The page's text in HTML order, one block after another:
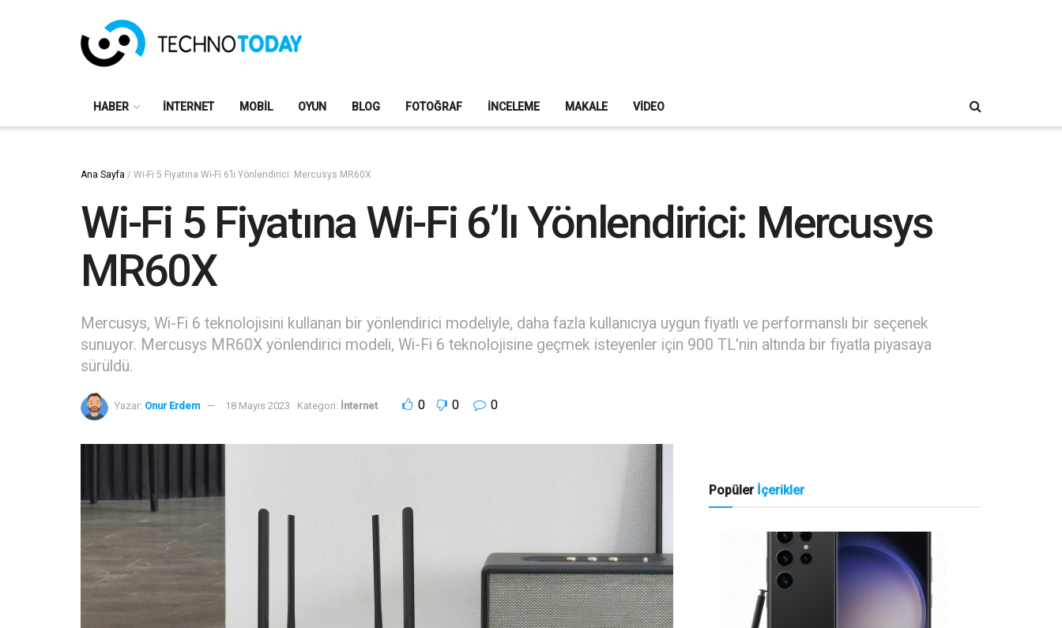
HABER İNTERNET MOBIL OYUN BLOG FOTOĞRAF İNCELEME MAKALE VIDEO
Ana Sayfa / Wi-Fi 5 Fiyatına Wi-Fi 6’lı Yönlendirici: Mercusys MR60X
Wi-Fi 5 Fiyatına Wi-Fi 6’lı Yönlendirici: Mercusys
MR60X
Mercusys, Wi-Fi 6 teknolojisini kullanan bir yönlendirici modeliyle, daha fazla kullanıcıya uygun fiyatlı ve performanslı bir seçenek
sunuyor. Mercusys MR60X yönlendirici modeli, Wi-Fi 6 teknolojisine geçmek isteyenler için 900 TL'nin altında bir fiyatla piyasaya
sürüldü.
Yazar: Onur Erdem 18 Mayıs 2023 Kategori: İnternet 0 0 0
Popüler İçerikler